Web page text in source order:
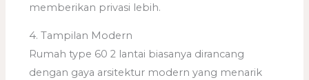
memberikan privasi lebih.
4. Tampilan Modern
Rumah type 60 2 lantai biasanya dirancang
dengan gaya arsitektur modern yang menarik